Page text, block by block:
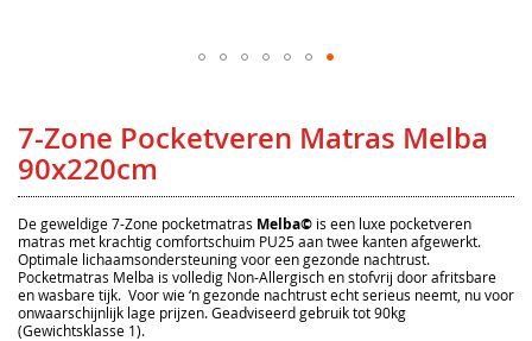
begin
van
de
7-Zone Pocketveren Matras Melba
90x220cm
De geweldige 7-Zone pocketmatras Melba© is een luxe pocketveren
matras met krachtig comfortschuim PU25 aan twee kanten afgewerkt.
Optimale lichaamsondersteuning voor een gezonde nachtrust.
Pocketmatras Melba is volledig Non-Allergisch en stofvrij door afritsbare
en wasbare tijk. Voor wie ‘n gezonde nachtrust echt serieus neemt, nu voor
onwaarschijnlijk lage prijzen. Geadviseerd gebruik tot 90kg
(Gewichtsklasse 1).